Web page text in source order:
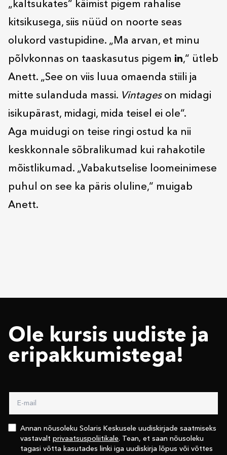
„kaltsukates“ käimist pigem rahalise
kitsikusega, siis nüüd on noorte seas
olukord vastupidine. „Ma arvan, et minu
põlvkonnas on taaskasutus pigem in,“ ütleb
Anett. „See on viis luua omaenda stiili ja
mitte sulanduda massi. Vintageson midagi
isikupärast, midagi, mida teisel ei ole“.
Aga muidugi on teise ringi ostud ka nii
keskkonnale sõbralikumad kui rahakotile
mõistlikumad. „Vabakutselise loomeinimese
puhul on see ka päris oluline,“ muigab
Anett.
Ole kursis uudiste ja
eri­pakkumistega!
Annan nõusoleku Solaris Keskusele uudiskirjade saatmiseks
vastavalt privaatsuspoliitikale. Tean, et saan nõusoleku
tagasi võtta kasutades linki iga uudiskirja lõpus või võttes